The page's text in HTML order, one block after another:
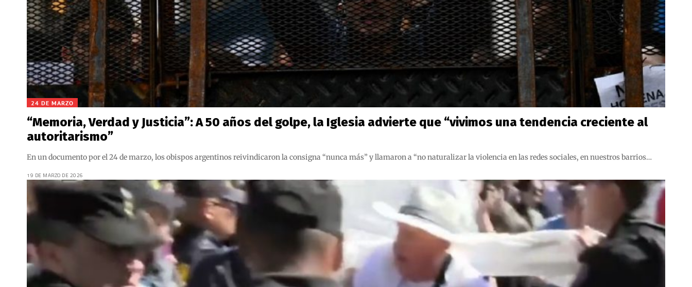
24 DE MARZO
“Memoria, Verdad y Justicia”: A 50 años del golpe, la Iglesia advierte que “vivimos una tendencia creciente al
autoritarismo”
En un documento por el 24 de marzo, los obispos argentinos reivindicaron la consigna “nunca más” y llamaron a “no naturalizar la violencia en las redes sociales, en nuestros barrios…
19 DE MARZO DE 2026